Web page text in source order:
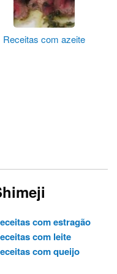
Receitas com azeite
com estragão
com leite
com queijo